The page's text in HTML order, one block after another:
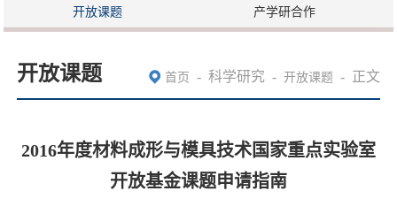
开放课题 产学研合作
开放课题 首页 - 科学研究 - 开放课题 - 正文
2016年度材料成形与模具技术国家重点实验室
开放基金课题申请指南